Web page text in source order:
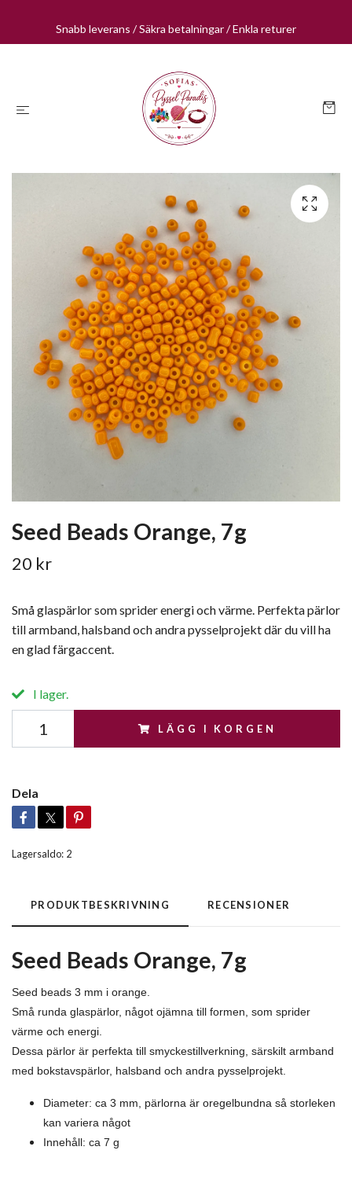
Snabb leverans / Säkra betalningar / Enkla returer
Seed Beads Orange, 7g
20 kr
Små glaspärlor som sprider energi och värme. Perfekta pärlor
till armband, halsband och andra pysselprojekt där du vill ha
en glad färgaccent.
I lager.
LÄGG I KORGEN
Dela
Lagersaldo: 2
PRODUKTBESKRIVNING RECENSIONER
Seed Beads Orange, 7g
Seed beads 3 mm i orange.
Små runda glaspärlor, något ojämna till formen, som sprider
värme och energi.
Dessa pärlor är perfekta till smyckestillverkning, särskilt armband
med bokstavspärlor, halsband och andra pysselprojekt.
Diameter: ca 3 mm, pärlorna är oregelbundna så storleken
kan variera något
Innehåll: ca 7 g